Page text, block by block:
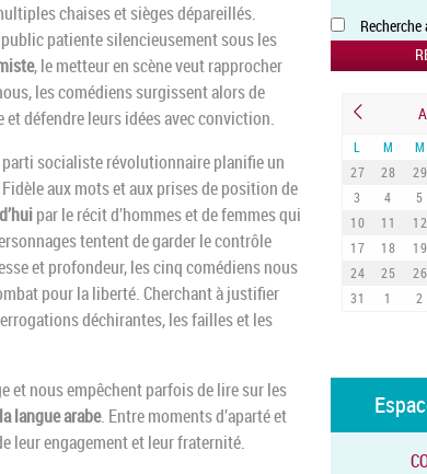
chaises et sièges dépareillés.
patiente silencieusement sous les
, le metteur en scène veut rapprocher
les comédiens surgissent alors de
défendre leurs idées avec conviction.
socialiste révolutionnaire planifie un
aux mots et aux prises de position de
par le récit d’hommes et de femmes qui
tentent de garder le contrôle
et profondeur, les cinq comédiens nous
pour la liberté. Cherchant à justifier
déchirantes, les failles et les
et nous empêchent parfois de lire sur les
langue arabe. Entre moments d’aparté et
leur engagement et leur fraternité.
Recherche
L M M
27
28 29
3
4 5
10
11 12
17
18 19
24
25 26
31
1 2